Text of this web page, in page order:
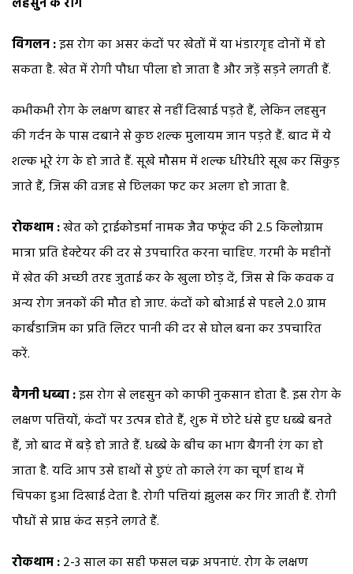
विगलन :इस रोग का असर कंदों पर खेतों में या भंडारगृह दोनों में हो
सकता है. खेत में रोगी पौधा पीला हो जाता है और जड़ें सड़ने लगती हैं.
कभीकभी रोग के लक्षण बाहर से नहीं दिखाई पड़ते हैं, लेकिन लहसुन
की गर्दन के पास दबाने से कुछ शल्क मुलायम जान पड़ते हैं. बाद में ये
शल्क भूरे रंग के हो जाते हैं. सूखे मौसम में शल्क धीरेधीरे सूख कर सिकुड़
जाते हैं, जिस की वजह से छिलका फट कर अलग हो जाता है.
रोकथाम :खेत को ट्राईकोडर्मा नामक जैव फफूंद की 2.5 किलोग्राम
मात्रा प्रति हेक्टेयर की दर से उपचारित करना चाहिए. गरमी के महीनों
में खेत की अच्छी तरह जुताई कर के खुला छोड़ दें, जिस से कि कवक व
अन्य रोग जनकों की मौत हो जाए. कंदों को बोआई से पहले 2.0 ग्राम
कार्बंडाजिम का प्रति लिटर पानी की दर से घोल बना कर उपचारित
करें.
बैगनी धब्बा :इस रोग से लहसुन को काफी नुकसान होता है. इस रोग के
लक्षण पत्तियों, कंदों पर उत्पन्न होते हैं, शुरू में छोटे धंसे हुए धब्बे बनते
हैं, जो बाद में बड़े हो जाते हैं. धब्बे के बीच का भाग बैगनी रंग का हो
जाता है. यदि आप उसे हाथों से छुएं तो काले रंग का चूर्ण हाथ में
चिपका हुआ दिखाई देता है. रोगी पत्तियां झुलस कर गिर जाती हैं. रोगी
पौधों से प्राप्त कंद सड़ने लगते हैं.
रोकथाम :2-3 साल का सही फसल चक्र अपनाएं. रोग के लक्षण